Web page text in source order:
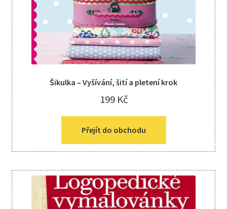
Šikulka – Vyšívání, šití a pletení krok
199 Kč
Přejít do obchodu